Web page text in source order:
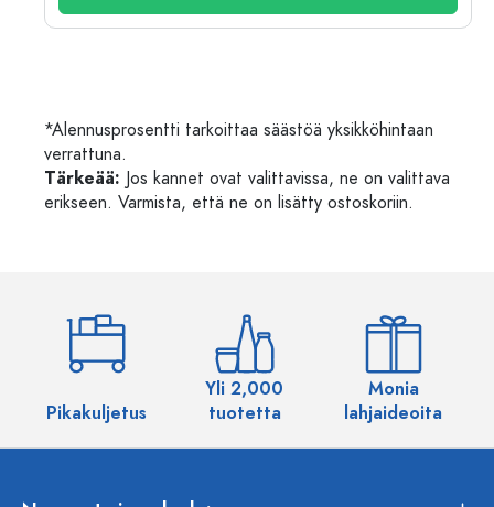
*Alennusprosentti tarkoittaa säästöä yksikköhintaan
verrattuna.
Tärkeää: Jos kannet ovat valittavissa, ne on valittava
erikseen. Varmista, että ne on lisätty ostoskoriin.
Pikakuljetus
Yli 2,000
tuotetta
Monia
lahjaideoita